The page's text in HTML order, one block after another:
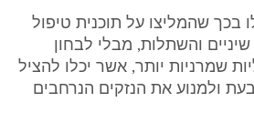
בכך שהמליצו על תוכנית טיפול
והשתלות, מבלי לבחון
שמרניות יותר, אשר יכלו להציל
ולמנוע את הנזקים הנרחבים